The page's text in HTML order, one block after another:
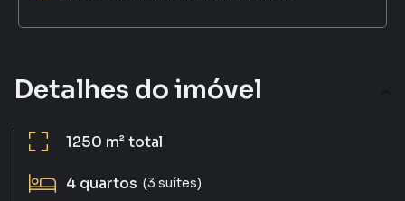
Detalhes do imóvel
1250 m²total
4 quartos (3 suítes)